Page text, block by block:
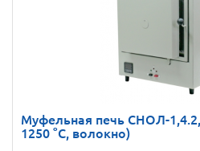
Муфельная печь СНОЛ-
1250 °С, волокно)